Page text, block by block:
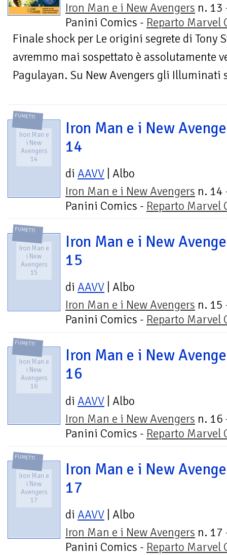
Iron Man e i New Avengers n. 13
Panini Comics - Reparto Marvel
Finale shock per Le origini segrete di Tony
avremmo mai sospettato è assolutamente
Pagulayan. Su New Avengers gli
FUMETTI
Iron Man e
i New
Avengers
14
Iron Man e i New
14
di AAVV | Albo
Iron Man e i New Avengers n. 14
Panini Comics - Reparto Marvel
FUMETTI
Iron Man e
i New
Avengers
15
Iron Man e i New
15
di AAVV | Albo
Iron Man e i New Avengers n. 15
Panini Comics - Reparto Marvel
FUMETTI
Iron Man e
i New
Avengers
16
Iron Man e i New
16
di AAVV | Albo
Iron Man e i New Avengers n. 16
Panini Comics - Reparto Marvel
FUMETTI
Iron Man e
i New
Avengers
17
Iron Man e i New
17
di AAVV | Albo
Iron Man e i New Avengers n. 17
Panini Comics - Reparto Marvel